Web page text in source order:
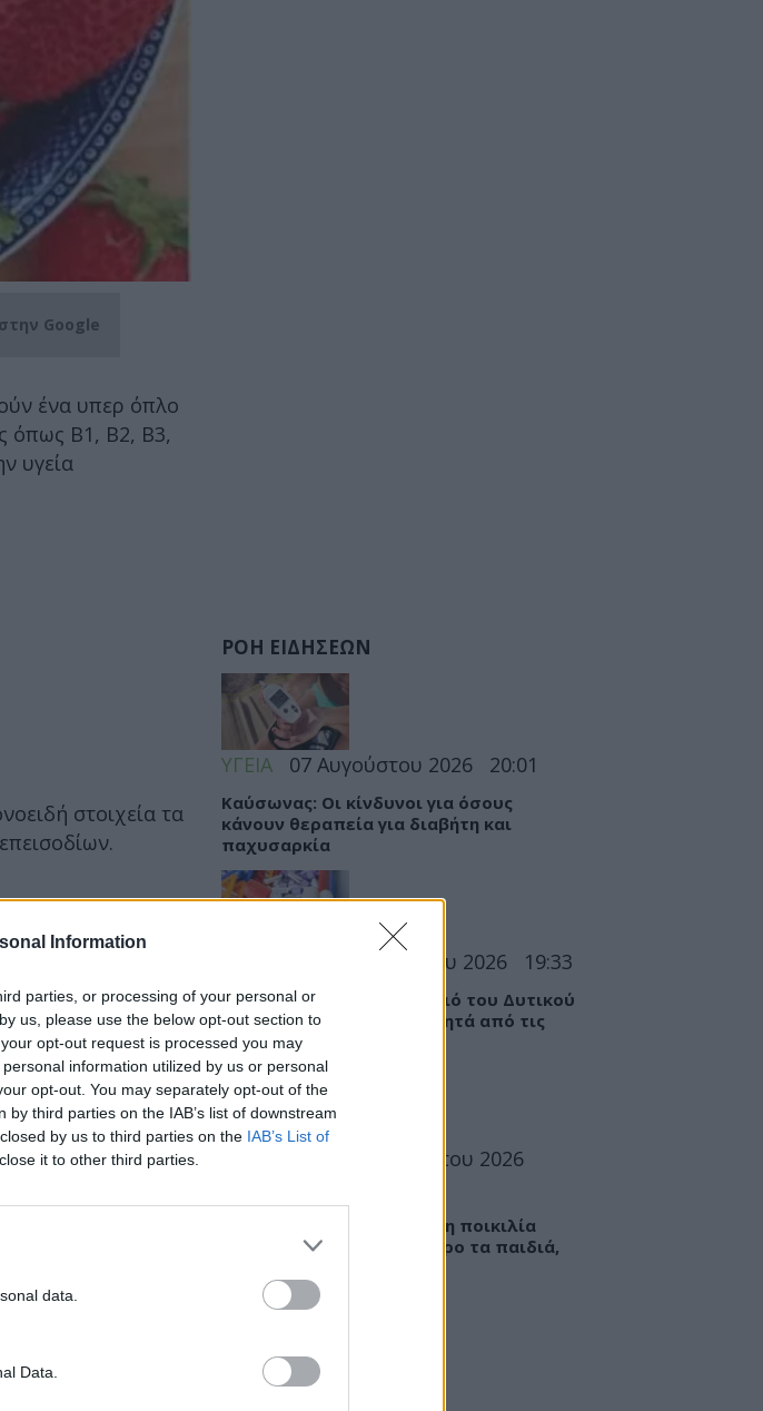
Information
parties, or processing of your personal or
us, please use the below opt-out section to
opt-out request is processed you may
information utilized by us or personal
opt-out. You may separately opt-out of the
third parties on the IAB’s list of downstream
by us to third parties on the IAB’s List of
it to other third parties.
data.
Data.
Google
ένα υπερ όπλο
όπως B1, B2, B3,
υγεία
στοιχεία τα
ΡΟΗ ΕΙΔΗΣΕΩΝ
ΥΓΕΙΑ 07 Αυγούστου 2026 20:01
Καύσωνας: Οι κίνδυνοι για όσους
κάνουν θεραπεία για διαβήτη και
παχυσαρκία
07 Αυγούστου 2026 19:33
ΙΣΑ: «Καμπανάκι» για τον ιό του Δυτικού
Νείλου στην Αττική – Τι ζητά από τις
Αρχές
07 Αυγούστου 2026
Κεχρί: Πώς μια ενισχυμένη ποικιλία
μπορεί να «γεμίσει» σίδηρο τα παιδιά,